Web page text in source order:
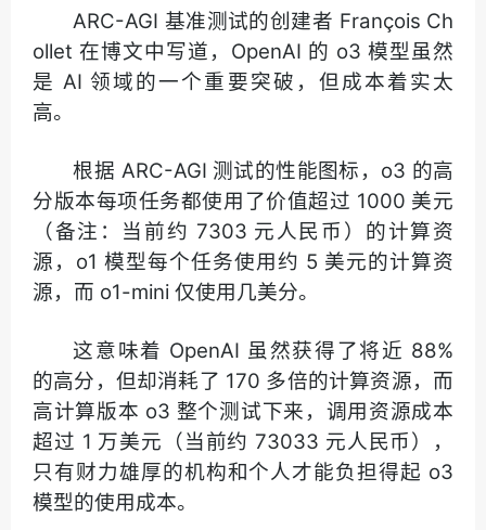
ARC-AGI 基准测试的创建者 François Ch
ollet 在博文中写道，OpenAI 的 o3 模型虽然
是 AI 领域的一个重要突破，但成本着实太
高。
根据 ARC-AGI 测试的性能图标，o3 的高
分版本每项任务都使用了价值超过 1000 美元
（备注：当前约 7303 元人民币）的计算资
源，o1 模型每个任务使用约 5 美元的计算资
源，而 o1-mini 仅使用几美分。
这意味着 OpenAI 虽然获得了将近 88%
的高分，但却消耗了 170 多倍的计算资源，而
高计算版本 o3 整个测试下来，调用资源成本
超过 1 万美元（当前约 73033 元人民币），
只有财力雄厚的机构和个人才能负担得起 o3
模型的使用成本。